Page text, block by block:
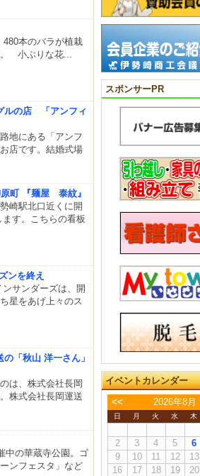
480本のバラが植栽
。 小ぶりな花...
ルの店 「アンフィ
地にある「アンフ
店です。結婚式場
町 『麺屋 泰紋』
崎駅北口近くに開
す。こちらの看板
ンを終え
サンダーズは、開
星をあげ上々のス
「秋山 洋一さん」
は、株式会社長岡
株式会社長岡運送
中の華蔵寺公園。ゴ
ンフェスタ」など
スポンサーPR
イベントカレンダー
<<
2026年8月
日 月 火 水 木
2
3 4 5 6
9
10 11 12 13
16
17 18 19 20